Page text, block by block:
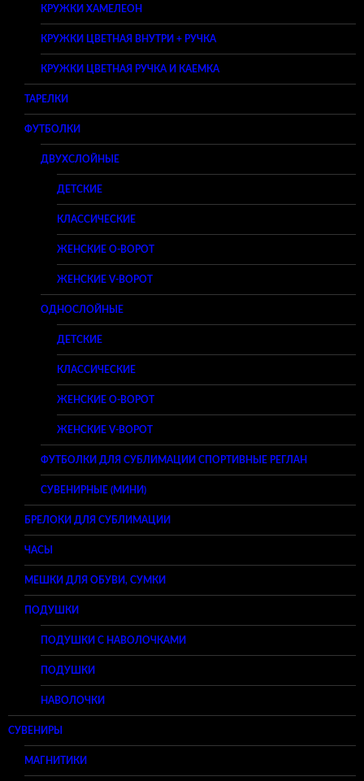
КРУЖКИ ХАМЕЛЕОН
КРУЖКИ ЦВЕТНАЯ ВНУТРИ + РУЧКА
КРУЖКИ ЦВЕТНАЯ РУЧКА И КАЕМКА
ТАРЕЛКИ
ФУТБОЛКИ
ДВУХСЛОЙНЫЕ
ДЕТСКИЕ
КЛАССИЧЕСКИЕ
ЖЕНСКИЕ O-ВОРОТ
ЖЕНСКИЕ V-ВОРОТ
ОДНОСЛОЙНЫЕ
ДЕТСКИЕ
КЛАССИЧЕСКИЕ
ЖЕНСКИЕ O-ВОРОТ
ЖЕНСКИЕ V-ВОРОТ
ФУТБОЛКИ ДЛЯ СУБЛИМАЦИИ СПОРТИВНЫЕ РЕГЛАН
СУВЕНИРНЫЕ (МИНИ)
БРЕЛОКИ ДЛЯ СУБЛИМАЦИИ
ЧАСЫ
МЕШКИ ДЛЯ ОБУВИ, СУМКИ
ПОДУШКИ
ПОДУШКИ С НАВОЛОЧКАМИ
ПОДУШКИ
НАВОЛОЧКИ
СУВЕНИРЫ
МАГНИТИКИ